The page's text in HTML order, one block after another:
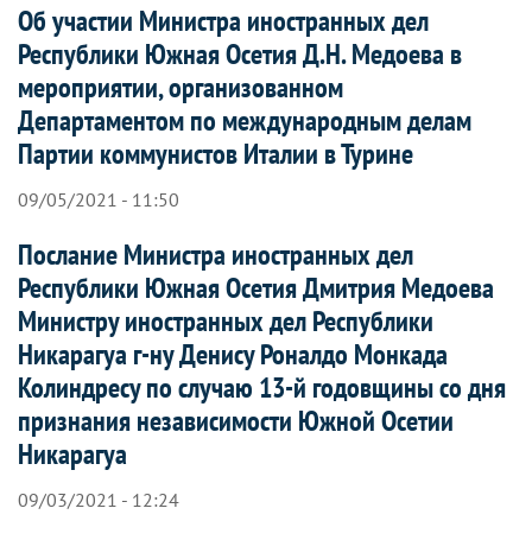
Об участии Министра иностранных дел
Республики Южная Осетия Д.Н. Медоева в
мероприятии, организованном
Департаментом по международным делам
Партии коммунистов Италии в Турине
09/05/2021 - 11:50
Послание Министра иностранных дел
Республики Южная Осетия Дмитрия Медоева
Министру иностранных дел Республики
Никарагуа г-ну Денису Роналдо Монкада
Колиндресу по случаю 13-й годовщины со дня
признания независимости Южной Осетии
Никарагуа
09/03/2021 - 12:24